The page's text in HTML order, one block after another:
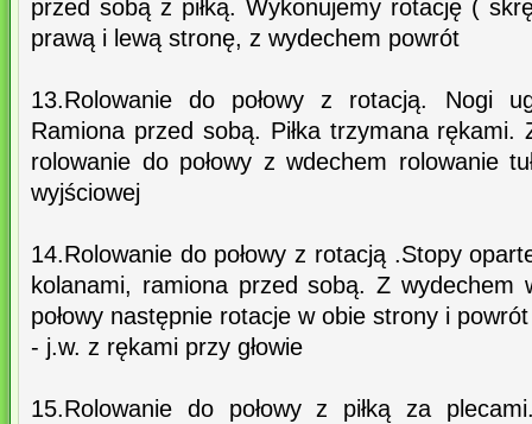
przed sobą z piłką. Wykonujemy rotację (
prawą i lewą stronę, z wydechem powrót
13.Rolowanie do połowy z rotacją. Nogi
Ramiona przed sobą. Piłka trzymana rękami.
rolowanie do połowy z wdechem rolowanie
wyjściowej
14.Rolowanie do połowy z rotacją .Stopy
kolanami, ramiona przed sobą. Z wydechem
połowy następnie rotacje w obie strony i
- j.w. z rękami przy głowie
15.Rolowanie do połowy z piłką za